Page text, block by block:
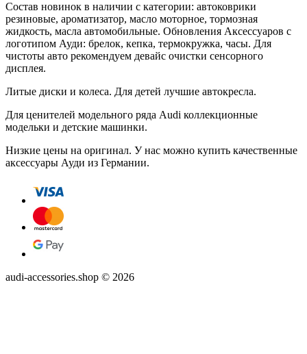
Состав новинок в наличии с категории: автоковрики
резиновые, ароматизатор, масло моторное, тормозная
жидкость, масла автомобильные. Обновления Аксессуаров с
логотипом Ауди: брелок, кепка, термокружка, часы. Для
чистоты авто рекомендуем девайс очистки сенсорного
дисплея.
Литые диски и колеса. Для детей лучшие автокресла.
Для ценителей модельного ряда Audi коллекционные
модельки и детские машинки.
Низкие цены на оригинал. У нас можно купить качественные
аксессуары Ауди из Германии.
audi-accessories.shop © 2026